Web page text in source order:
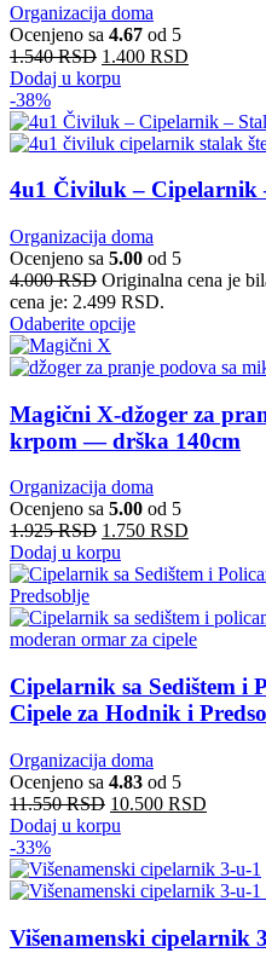
Organizacija doma
Ocenjeno sa 4.67 od 5
1.540RSD 1.400 RSD
Dodaj u korpu
-38%
4u1 Čiviluk – Cipelarnik
Organizacija doma
Ocenjeno sa 5.00 od 5
4.000RSD Originalna cena je
cena je: 2.499 RSD.
Odaberite opcije
Magični X-džoger za
krpom — drška 140cm
Organizacija doma
Ocenjeno sa 5.00 od 5
1.925RSD 1.750 RSD
Dodaj u korpu
Cipelarnik sa Sedištem i
Cipele za Hodnik i
Organizacija doma
Ocenjeno sa 4.83 od 5
11.550RSD 10.500 RSD
Dodaj u korpu
-33%
Višenamenski cipelarnik